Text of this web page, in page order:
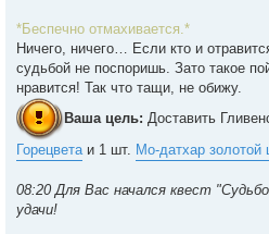
*Беспечно отмахивается.*
Ничего, ничего… Если кто и
судьбой не поспоришь. Зато такое
нравится! Так что тащи, не обижу.
Ваша цель: Доставить
Горецветаи 1 шт. Мо-датхар
08:20 Для Вас начался квест
удачи!